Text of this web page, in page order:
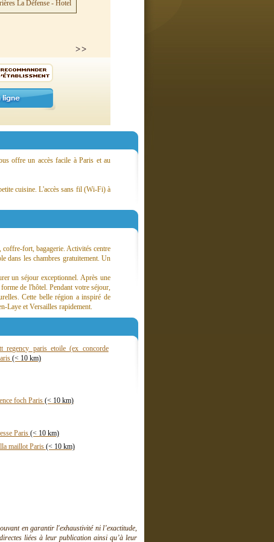
offre un accès facile à Paris et au
cuisine. L'accès sans fil (Wi-Fi) à
coffre-fort, bagagerie. Activités centre
dans les chambres gratuitement. Un
un séjour exceptionnel. Après une
de l'hôtel. Pendant votre séjour,
Cette belle région a inspiré de
Laye et Versailles rapidement.
regency paris etoile (ex concorde
(< 10 km)
foch Paris (< 10 km)
Paris (< 10 km)
maillot Paris (< 10 km)
en garantir l'exhaustivité ni l’exactitude,
liées à leur publication ainsi qu’à leur